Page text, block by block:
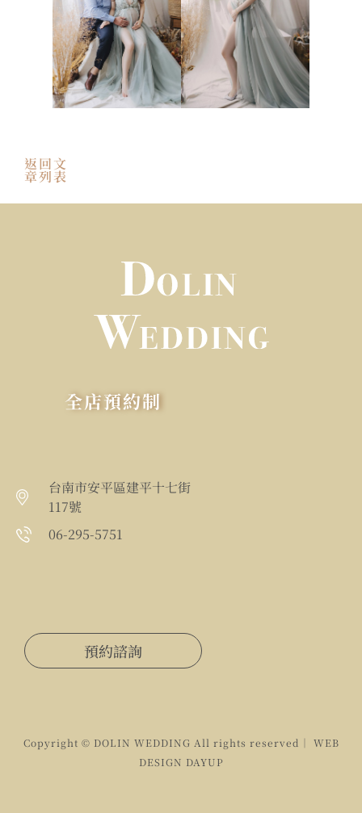
返回文
章列表
全店預約制
台南市安平區建平十七街
117號
06-295-5751
預約諮詢
Copyright © DOLIN WEDDING All rights reserved｜ WEB
DESIGN DAYUP